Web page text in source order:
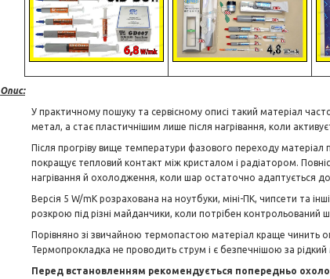
Опис:
У практичному пошуку та сервісному описі такий матеріал
метал, а стає пластичнішим лише після нагрівання, коли
Після прогріву вище температури фазового переходу
покращує тепловий контакт між кристалом і радіатором.
нагрівання й охолодження, коли шар остаточно адаптується до
Версія 5 W/mK розрахована на ноутбуки, міні-ПК, чипсети та
розкрою під різні майданчики, коли потрібен контрольований
Порівняно зі звичайною термопастою матеріал краще чинить
Термопрокладка не проводить струм і є безпечнішою за рідкий
Перед встановленням рекомендується попередньо